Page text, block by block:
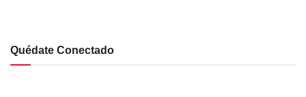
Quédate Conectado